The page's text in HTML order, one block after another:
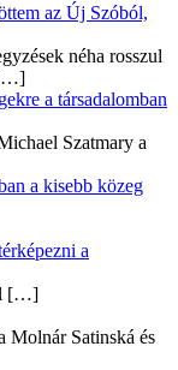
az Új Szóból,
néha rosszul
a társadalomban
Szatmary a
a kisebb közeg
a
[…]
Molnár Satinská és